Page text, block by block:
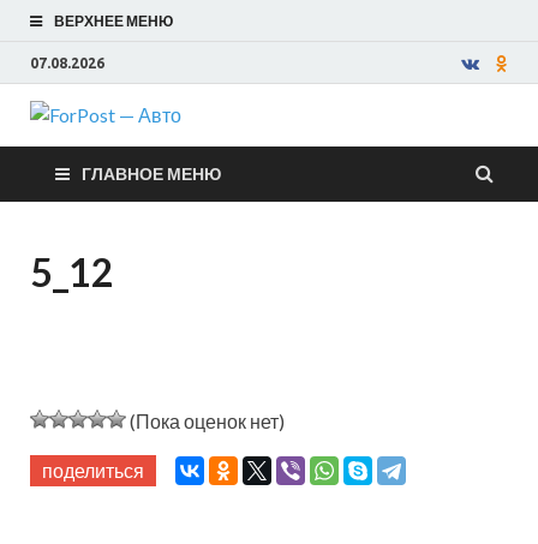
ВЕРХНЕЕ МЕНЮ
07.08.2026
ForPost —
Авто
ГЛАВНОЕ МЕНЮ
5_12
(Пока оценок нет)
поделиться